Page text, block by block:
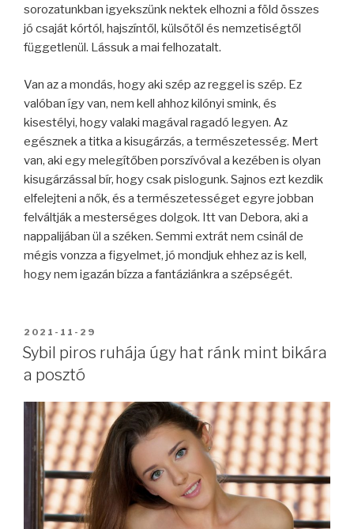
sorozatunkban igyekszünk nektek elhozni a föld összes
jó csaját kórtól, hajszíntől, külsőtől és nemzetiségtől
függetlenül. Lássuk a mai felhozatalt.
Van az a mondás, hogy aki szép az reggel is szép. Ez
valóban így van, nem kell ahhoz kilónyi smink, és
kisestélyi, hogy valaki magával ragadó legyen. Az
egésznek a titka a kisugárzás, a természetesség. Mert
van, aki egy melegítőben porszívóval a kezében is olyan
kisugárzással bír, hogy csak pislogunk. Sajnos ezt kezdik
elfelejteni a nők, és a természetességet egyre jobban
felváltják a mesterséges dolgok. Itt van Debora, aki a
nappalijában ül a széken. Semmi extrát nem csinál de
mégis vonzza a figyelmet, jó mondjuk ehhez az is kell,
hogy nem igazán bízza a fantáziánkra a szépségét.
BEKÜLDVE:
2021-11-29
Sybil piros ruhája úgy hat ránk mint bikára
a posztó